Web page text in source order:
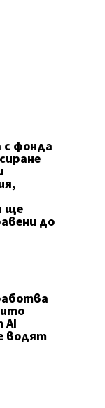
с фонда
ще
до
водят